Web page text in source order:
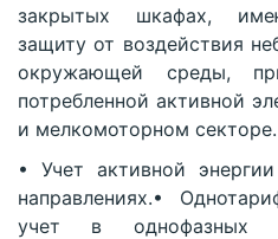
закрытых шкафах,
защиту от воздействия
окружающей среды,
потребленной активной
и мелкомоторном секторе.
• Учет активной
направлениях.•
учет в однофазных